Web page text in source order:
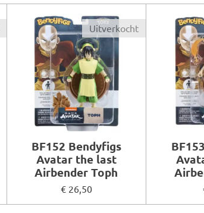
Uitverkocht
BF152 Bendyfigs
Avatar the last
Airbender Toph
€ 26,50